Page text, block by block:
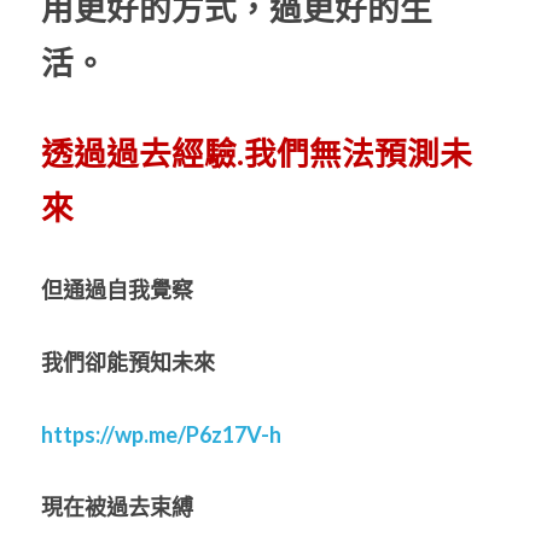
用更好的方式，過更好的生
活。
透過過去經驗.我們無法預測未
來
但通過自我覺察
我們卻能預知未來
https://wp.me/P6z17V-h
現在被過去束縛